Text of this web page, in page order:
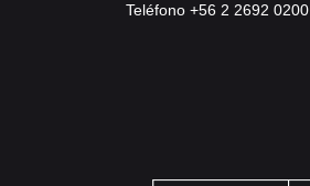
Teléfono +56 2 2692 0200